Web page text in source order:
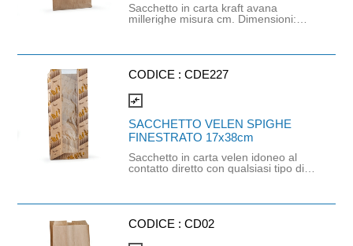
Sacchetto in carta kraft avana
millerighe misura cm. Dimensioni:
alimentare. All'interno del cartone
CODICE :CDE227
compare_arrows
SACCHETTO VELEN SPIGHE
FINESTRATO 17x38cm
Sacchetto in carta velen idoneo al
contatto diretto con qualsiasi tipo di
Prodotto idoneo al contatto con
1935/2004 e successivi
CODICE :CD02